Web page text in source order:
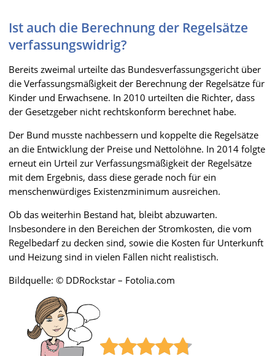
Ist auch die Berechnung der Regelsätze
verfassungswidrig?
Bereits zweimal urteilte das Bundesverfassungsgericht über
die Verfassungsmäßigkeit der Berechnung der Regelsätze für
Kinder und Erwachsene. In 2010 urteilten die Richter, dass
der Gesetzgeber nicht rechtskonform berechnet habe.
Der Bund musste nachbessern und koppelte die Regelsätze
an die Entwicklung der Preise und Nettolöhne. In 2014 folgte
erneut ein Urteil zur Verfassungsmäßigkeit der Regelsätze
mit dem Ergebnis, dass diese gerade noch für ein
menschenwürdiges Existenzminimum ausreichen.
Ob das weiterhin Bestand hat, bleibt abzuwarten.
Insbesondere in den Bereichen der Stromkosten, die vom
Regelbedarf zu decken sind, sowie die Kosten für Unterkunft
und Heizung sind in vielen Fällen nicht realistisch.
Bildquelle: © DDRockstar – Fotolia.com